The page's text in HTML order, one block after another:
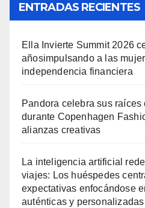
ENTRADAS RECIENTES
Ella Invierte Summit 2026
añosimpulsando a las
independencia financiera
Pandora celebra sus
durante Copenhagen
alianzas creativas
La inteligencia artificial
viajes: Los huéspedes
expectativas enfocándose
auténticas y personalizadas